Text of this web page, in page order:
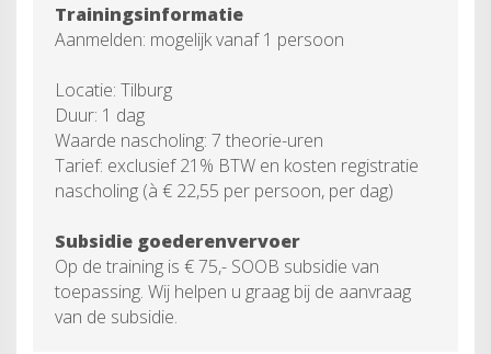
Trainingsinformatie
Aanmelden: mogelijk vanaf 1 persoon
Locatie: Tilburg
Duur: 1 dag
Waarde nascholing: 7 theorie-uren
Tarief: exclusief 21% BTW en kosten registratie
nascholing (à € 22,55 per persoon, per dag)
Subsidie goederenvervoer
Op de training is € 75,- SOOB subsidie van
toepassing. Wij helpen u graag bij de aanvraag
van de subsidie.